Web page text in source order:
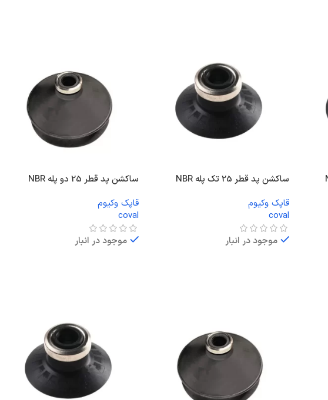
ساکشن پد قطر 25 تک پله NBR
قاپک وکیوم
coval
موجود در انبار
ساکشن پد قطر 25 دو پله NBR
قاپک وکیوم
coval
موجود در انبار